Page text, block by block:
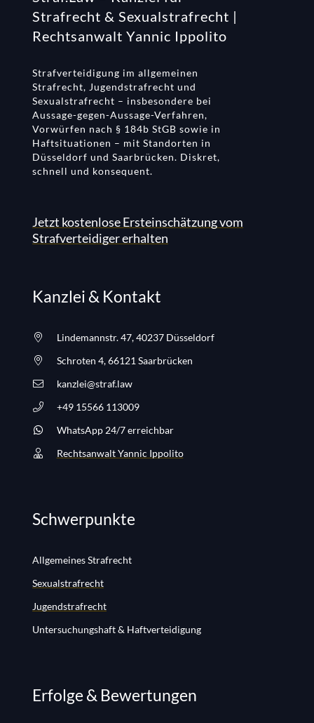
Strafrecht & Sexualstrafrecht |
Rechtsanwalt Yannic Ippolito
Strafverteidigung im allgemeinen
Strafrecht, Jugendstrafrecht und
Sexualstrafrecht – insbesondere bei
Aussage-gegen-Aussage-Verfahren,
Vorwürfen nach § 184b StGB sowie in
Haftsituationen – mit Standorten in
Düsseldorf und Saarbrücken. Diskret,
schnell und konsequent.
Jetzt kostenlose Ersteinschätzung vom
Strafverteidiger erhalten
Kanzlei & Kontakt
Lindemannstr. 47, 40237 Düsseldorf
Schroten 4, 66121 Saarbrücken
kanzlei@straf.law
+49 15566 113009
WhatsApp 24/7 erreichbar
Rechtsanwalt Yannic Ippolito
Schwerpunkte
Allgemeines Strafrecht
Sexualstrafrecht
Jugendstrafrecht
Untersuchungshaft & Haftverteidigung
Erfolge & Bewertungen